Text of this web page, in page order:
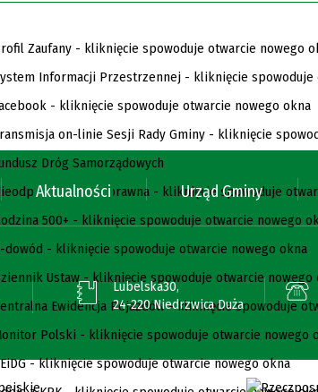
Aktualności Urząd Gminy
Lubelska30,
24-220 Niedrzwica Duża